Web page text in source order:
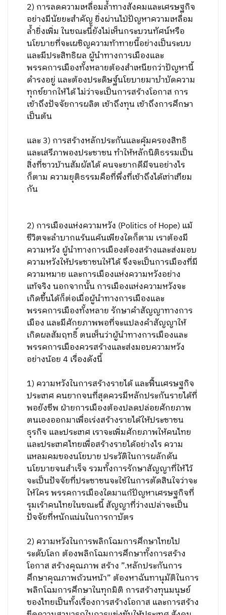
2) การลดความเหลื่อมล้ำทางสังคมและเศรษฐกิจ
อย่างมีนัยยะสำคัญ ยิ่งผ่านไป่ปัญหาความเหลื่อม
ล้ำยิ่งเพิ่ม ในขณะนี้ยังไม่เห็นกระบวนทัศน์หรือ
นโยบายที่จะเผชิญความท้าทายนี้อย่างเป็นระบบ
และมีประสิทธิผล ผู้นำทางการเมืองและ
พรรคการเมืองทั้งหลายต้องสำเหนียกว่าปัญหานี้
ดำรงอยู่ และต้องประดิษฐ์นโยบายมาบำบัดความ
ทุกข์ยากให้ได้ ไม่ว่าจะเป็นการสร้างโอกาส การ
เข้าถึงปัจจัยการผลิต เข้าถึงทุน เข้าถึงการศึกษา
เป็นต้น
และ 3) การสร้างหลักประกันและคุ้มครองสิทธิ
และเสรีภาพองประชาชน ทำให้หลักนิติธรรมเป็น
สิ่งที่ชาวบ้านสัมผัสได้ คนจะยากดีมีจนอย่างไร
ก็ตาม ความยุติธรรมคือที่พึ่งที่เข้าถึงได้เท่าเทียม
กัน
2) การเมืองแห่งความหวัง (Politics of Hope) แม้
ชีวิตจะลำบากแร้นแค้นเพียงใดก็ตาม เราต้องมี
ความหวัง ผู้นำทางการเมืองต้องสร้างและส่งมอบ
ความหวังให้ประชาชนให้ได้ จึงจะเป็นการเมืองที่มี
ความหมาย และการเมืองแห่งความหวังอย่าง
แท้จริง นอกจากนั้น การเมืองแห่งความหวังจะ
เกิดขึ้นได้ก็ต่อเมื่อผู้นำทางการเมืองและ
พรรคการเมืองทั้งหลาย รักษาคำสัญญาทางการ
เมือง และมีศักยภาพพอที่จะแปลงคำสัญญาให้
เกิดผลสัมฤทธิ์ ตนเห็นว่าผู้นำทางการเมืองและ
พรรคการเมืองควรสร้างและส่งมอบความหวัง
อย่างน้อย 4 เรื่องดังนี้
1) ความหวังในการสร้างรายได้ และฟื้นเศรษฐกิจ
ประเทศ คนยากจนที่สุดควรมีหลักประกันรายได้ที่
พอยังชีพ ฝ่ายการเมืองต้องปลดปล่อยศักยภาพ
ตนเองออกมาเพื่อเร่งสร้างรายได้ให้ประชาชน
ธุรกิจ และประเทศ เราจะเพิ่มศักยภาพให้คนไทย
และประเทศไทยเพื่อสร้างรายได้อย่างไร ความ
แหลมคมของนโยบาย ประวัติในการผลักดัน
นโยบายจนสำเร็จ รวมทั้งการรักษาสัญญาที่ให้ไว้
จะเป็นปัจจัยที่ประชาชนจะใช้ในการตัดสินใจว่าจะ
ให้ใคร พรรคการเมืองใดมาแก้ปัญหาเศรษฐกิจที่
รุมเร้าคนไทยในขณะนี้ สัญญาที่ว่างเปล่าจะเป็น
ปัจจัยที่หนักแน่นในการกาบัตร
2) ความหวังในการพลิกโฉมการศึกษาไทยไป
ระดับโลก ต้องพลิกโฉมการศึกษาทั้งการสร้าง
โอกาส สร้างคุณภาพ สร้าง ”.หลักประกันการ
ศึกษาคุณภาพถ้วนหน้า” ต้องหาฉันทานุมัติในการ
พลิกโฉมการศึกษาในทุกมิติ การสร้างทุนมนุษย์
ของไทยเป็นทั้งเรื่องการสร้างโอกาส และการสร้าง